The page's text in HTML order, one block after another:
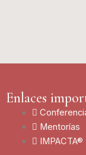
Enlaces
Mentorías
IMPACTA®